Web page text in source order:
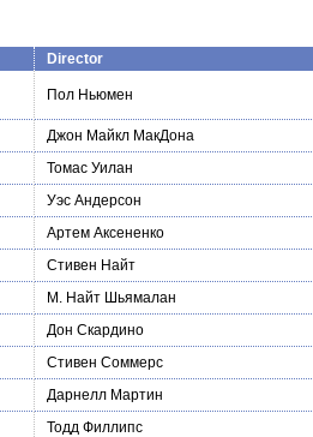
Director
Пол Ньюмен
Джон Майкл МакДона
Томас Уилан
Уэс Андерсон
Артем Аксененко
Стивен Найт
М. Найт Шьямалан
Дон Скардино
Стивен Соммерс
Дарнелл Мартин
Тодд Филлипс